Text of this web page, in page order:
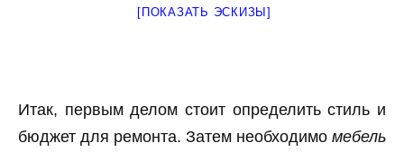
[ПОКАЗАТЬ ЭСКИЗЫ]
Итак, первым делом стоит определить стиль и
бюджет для ремонта. Затем необходимо мебель